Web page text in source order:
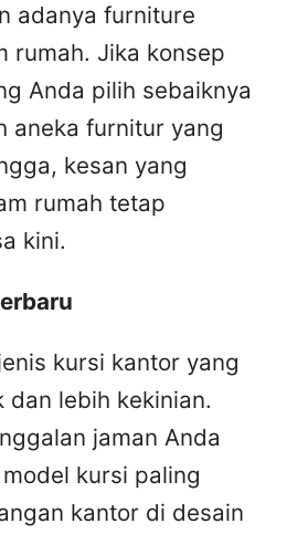
adanya furniture
rumah. Jika konsep
Anda pilih sebaiknya
aneka furnitur yang
kesan yang
rumah tetap
kini.
kursi kantor yang
dan lebih kekinian.
jaman Anda
kursi paling
kantor di desain